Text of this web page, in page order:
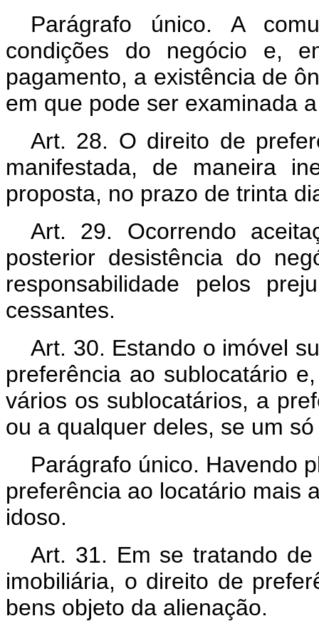
Parágrafo único. A
condições do negócio e,
pagamento, a existência de
em que pode ser examinada
Art. 28. O direito de
manifestada, de maneira
proposta, no prazo de trinta
Art. 29. Ocorrendo
posterior desistência do
responsabilidade pelos
cessantes.
Art. 30. Estando o imóvel
preferência ao sublocatário
vários os sublocatários, a
ou a qualquer deles, se um
Parágrafo único. Havendo
preferência ao locatário mais
idoso.
Art. 31. Em se tratando
imobiliária, o direito de
bens objeto da alienação.